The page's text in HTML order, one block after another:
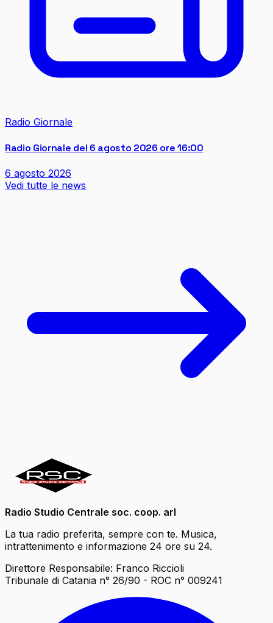
Radio Giornale
Radio Giornale del 6 agosto 2026 ore 16:00
6 agosto 2026
Vedi tutte le news
Radio Studio Centrale soc. coop. arl
La tua radio preferita, sempre con te. Musica,
intrattenimento e informazione 24 ore su 24.
Direttore Responsabile: Franco Riccioli
Tribunale di Catania n° 26/90 - ROC n° 009241